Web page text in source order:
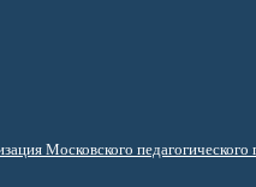
Московского